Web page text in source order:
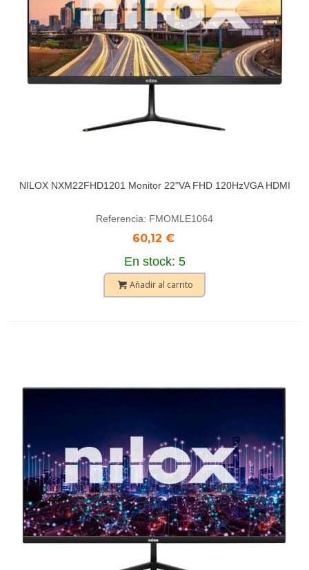
NILOX NXM22FHD1201 Monitor 22"VA FHD 120HzVGA HDMI
Referencia: FMOMLE1064
60,12 €
En stock: 5
Añadir al carrito